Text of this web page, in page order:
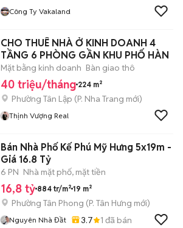
Công Ty Vakaland
CHO THUÊ NHÀ Ở KINH DOANH 4
TẦNG 6 PHÒNG GẦN KHU PHỐ HÀN
Mặt bằng kinh doanh Bàn giao thô
40 triệu/tháng 224 m²
Phường Tân Lập (P. Nha Trang mới)
Thịnh Vượng Real
Bán Nhà Phố Kế Phú Mỹ Hưng 5x19m -
Giá 16.8 Tỷ
6 PN Nhà mặt phố, mặt tiền
16,8 tỷ 884 tr/m² 19 m²
Phường Tân Phong (P. Tân Hưng mới)
Nguyên Nhà Đầt 3.7 1 đã bán